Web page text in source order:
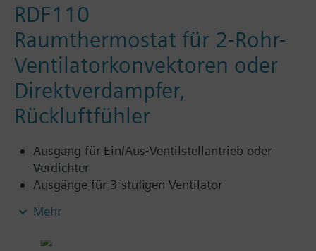
RDF110
Raumthermostat für 2-Rohr-
Ventilatorkonvektoren oder
Direktverdampfer,
Rückluftfühler
Ausgang für Ein/Aus-Ventilstellantrieb oder
Verdichter
Ausgänge für 3-stufigen Ventilator
Rücklufttemperatur (mit Fühler QAH11.1)
Mehr